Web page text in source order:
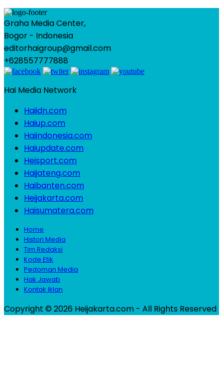
Graha Media Center,
Bogor - Indonesia
editorhaigroup@gmail.com
+628557777888
Hai Media Network
Haiidn.com
Haiup.com
Haiindonesia.com
Haiupdate.com
Heisport.com
Haijateng.com
Haibanten.com
Heijakarta.com
Haisumatera.com
Home
Histori Media
Tim Redaksi
Kode Etik
Pedoman Media
Hak Jawab
Kontak Iklan
Copyright © 2026 Heijakarta.com - All Rights Reserved